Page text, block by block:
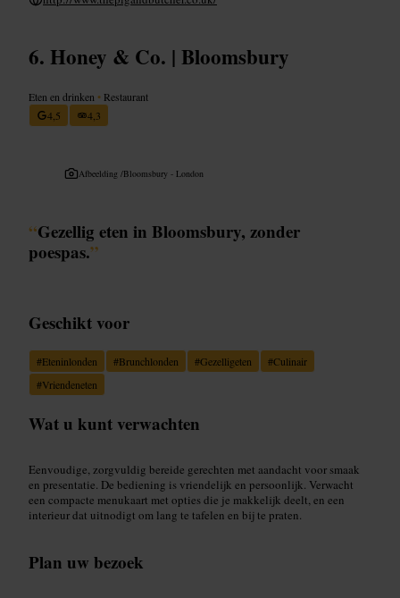
Honey & Co. | Bloomsbury
Eten en drinken • Restaurant
4,5
4,3
Afbeelding /Bloomsbury - London
“Gezellig eten in Bloomsbury, zonder
poespas.”
Geschikt voor
#Eteninlonden #Brunchlonden #Gezelligeten #Culinair
#Vriendeneten
Wat u kunt verwachten
Eenvoudige, zorgvuldig bereide gerechten met aandacht voor smaak
en presentatie. De bediening is vriendelijk en persoonlijk. Verwacht
een compacte menukaart met opties die je makkelijk deelt, en een
interieur dat uitnodigt om lang te tafelen en bij te praten.
Plan uw bezoek